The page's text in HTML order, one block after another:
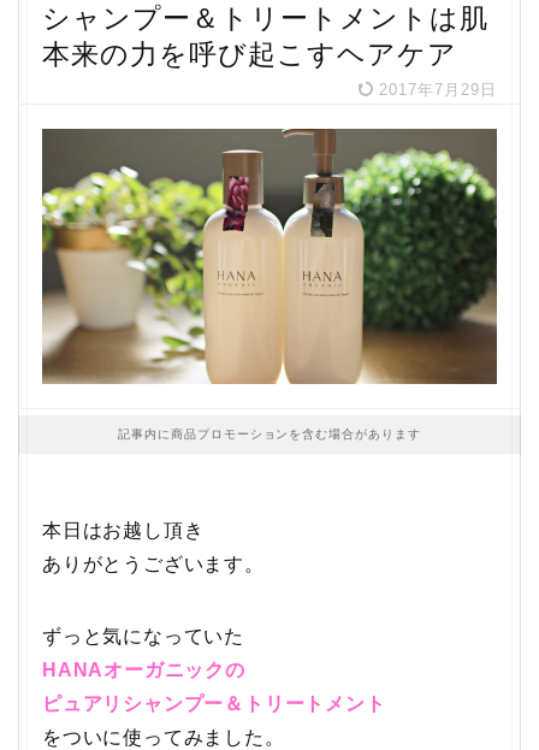
シャンプー＆トリートメントは肌
本来の力を呼び起こすヘアケア
2017年7月29日
記事内に商品プロモーションを含む場合があります
本日はお越し頂き
ありがとうございます。
ずっと気になっていた
HANAオーガニックの
ピュアリシャンプー＆トリートメント
をついに使ってみました。